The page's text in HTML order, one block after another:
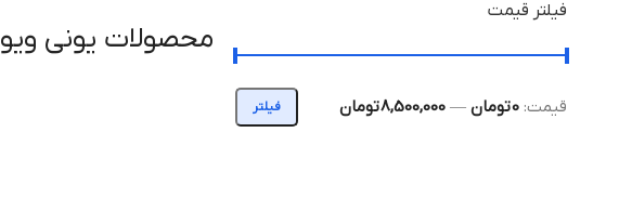
فیلتر قیمت
فیلتر قیمت: 0 تومان — 8,500,000 تومان
محصولات یونی ویو